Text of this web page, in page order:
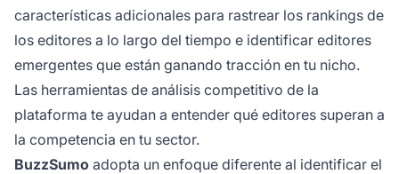
características adicionales para rastrear los rankings de
los editores a lo largo del tiempo e identificar editores
emergentes que están ganando tracción en tu nicho.
Las herramientas de análisis competitivo de la
plataforma te ayudan a entender qué editores superan a
la competencia en tu sector.
BuzzSumo adopta un enfoque diferente al identificar el